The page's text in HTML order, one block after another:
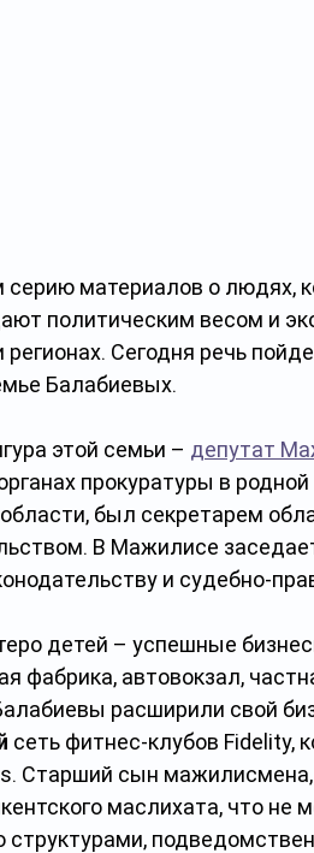
материалов о людях,
политическим весом и
регионах. Сегодня речь
Балабиевых.
этой семьи – депутат
прокуратуры в
был секретарем
В Мажилисе
и судебно-
детей – успешные
фабрика, автовокзал,
расширили свой
сеть фитнес-клубов Fidelity,
Старший сын мажилисмена,
маслихата, что не
структурами,